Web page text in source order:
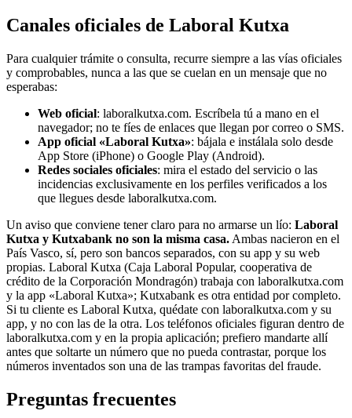
Canales oficiales de Laboral Kutxa
Para cualquier trámite o consulta, recurre siempre a las vías oficiales
y comprobables, nunca a las que se cuelan en un mensaje que no
esperabas:
Web oficial: laboralkutxa.com. Escríbela tú a mano en el
navegador; no te fíes de enlaces que llegan por correo o SMS.
App oficial «Laboral Kutxa»: bájala e instálala solo desde
App Store (iPhone) o Google Play (Android).
Redes sociales oficiales: mira el estado del servicio o las
incidencias exclusivamente en los perfiles verificados a los
que llegues desde laboralkutxa.com.
Un aviso que conviene tener claro para no armarse un lío: Laboral
Kutxa y Kutxabank no son la misma casa. Ambas nacieron en el
País Vasco, sí, pero son bancos separados, con su app y su web
propias. Laboral Kutxa (Caja Laboral Popular, cooperativa de
crédito de la Corporación Mondragón) trabaja con laboralkutxa.com
y la app «Laboral Kutxa»; Kutxabank es otra entidad por completo.
Si tu cliente es Laboral Kutxa, quédate con laboralkutxa.com y su
app, y no con las de la otra. Los teléfonos oficiales figuran dentro de
laboralkutxa.com y en la propia aplicación; prefiero mandarte allí
antes que soltarte un número que no pueda contrastar, porque los
números inventados son una de las trampas favoritas del fraude.
Preguntas frecuentes